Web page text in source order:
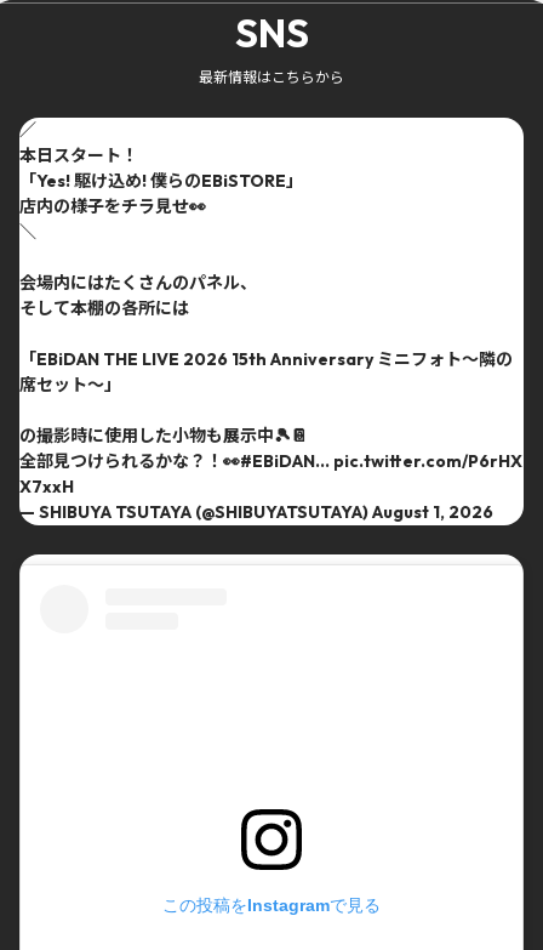
SNS
最新情報はこちらから
／
本日スタート！
「Yes! 駆け込め! 僕らのEBiSTORE」
店内の様子をチラ見せ👀
＼
会場内にはたくさんのパネル、
そして本棚の各所には
「EBiDAN THE LIVE 2026 15th Anniversary ミニフォト〜隣の
席セット〜」
の撮影時に使用した小物も展示中🎾📔
全部見つけられるかな？！👀#EBiDAN… pic.twitter.com/P6rHX
X7xxH
— SHIBUYA TSUTAYA (@SHIBUYATSUTAYA)August 1, 2026
この投稿をInstagramで見る